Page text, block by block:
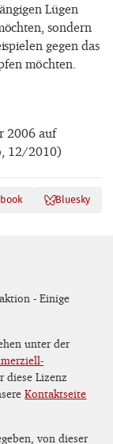
Lügen
sondern
gegen das
möchten.
2006 auf
12/2010)
Bluesky
- Einige
unter der
diese Lizenz
Kontaktseite
von dieser